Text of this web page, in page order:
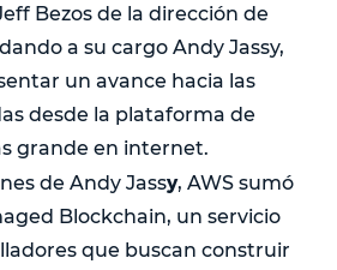
Bezos de la dirección de
a su cargo Andy Jassy,
un avance hacia las
desde la plataforma de
grande en internet.
de Andy Jassy, AWS sumó
Blockchain, un servicio
que buscan construir